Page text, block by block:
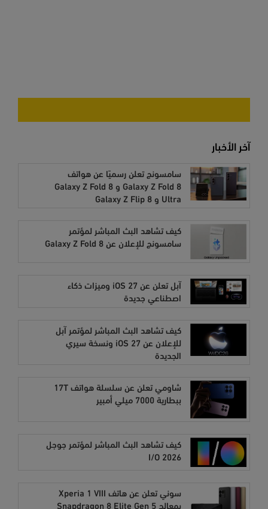
آخر الأخبار
سامسونج تعلن رسميًا عن هواتف
Galaxy Z Fold 8 و Galaxy Z Fold 8
Ultra و Galaxy Z Flip 8
كيف تشاهد البث المباشر لمؤتمر
سامسونج للإعلان عن Galaxy Z Fold 8
آبل تعلن عن iOS 27 وميزات ذكاء
اصطناعي جديدة
كيف تشاهد البث المباشر لمؤتمر آبل
للإعلان عن iOS 27 ونسخة سيري
الجديدة
شاومي تعلن عن سلسلة هواتف 17T
ببطارية 7000 ميلي أمبير
كيف تشاهد البث المباشر لمؤتمر جوجل
I/O 2026
سوني تعلن عن هاتف Xperia 1 VIII
بمعالج Snapdragon 8 Elite Gen 5